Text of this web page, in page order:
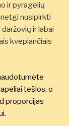
ir pyragėlių
nusipirkti
ir labai
kvepiančiais
tešlos, o
proporcijas